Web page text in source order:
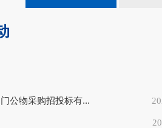
16
公物采购招投标有...